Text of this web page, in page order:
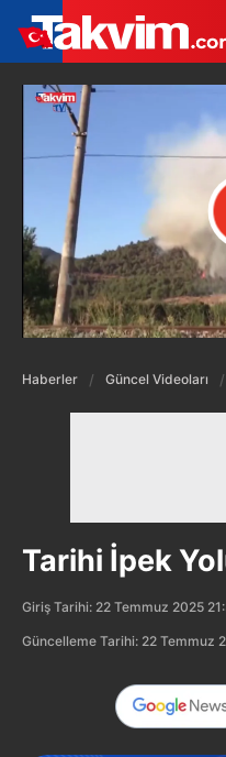
Haberler Güncel Videoları
Tarihi İpek
Giriş Tarihi: 22 Temmuz 2025
Güncelleme Tarihi: 22 Temmuz